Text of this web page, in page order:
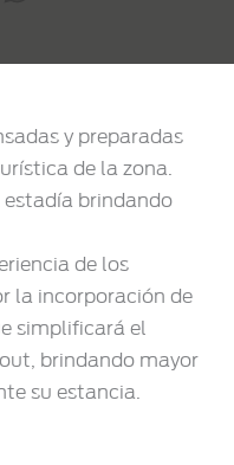
y preparadas
de la zona.
brindando
de los
la incorporación de
simplificará el
brindando mayor
su estancia.